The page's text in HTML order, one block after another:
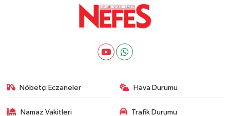
Nöbetçi Eczaneler Hava Durumu
Namaz Vakitleri Trafik Durumu